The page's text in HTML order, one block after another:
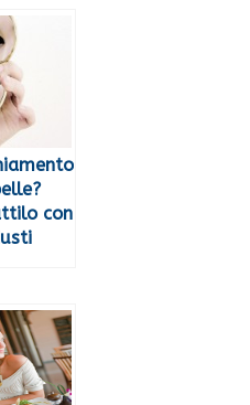
con